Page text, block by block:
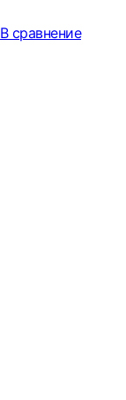
В сравнение